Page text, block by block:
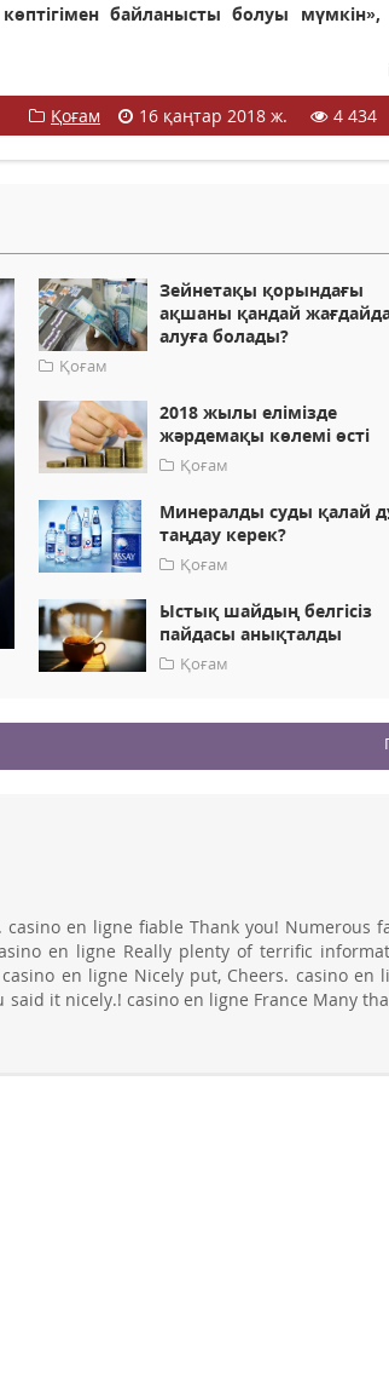
байланысты болуы
Қоғам
16 қаңтар 2018 ж. 4 434
Зейнетақы қорындағы
ақшаны қандай
алуға болады?
Қоғам
2018 жылы елімізде
жәрдемақы көлемі өсті
Қоғам
Минералды суды қалай
таңдау керек?
Қоғам
Ыстық шайдың белгісіз
пайдасы анықталды
Қоғам
en ligne fiable Thank you! Numerous
en ligne Really plenty of terrific
en ligne Nicely put, Cheers. casino en
it nicely.! casino en ligne France Many